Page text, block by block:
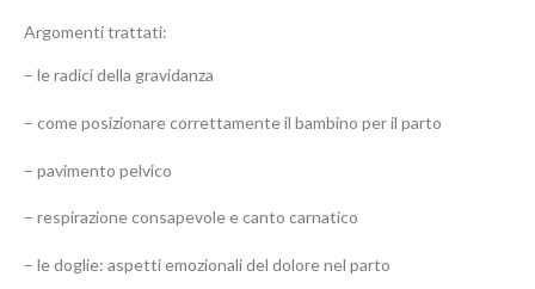
Argomenti trattati:
– le radici della gravidanza
– come posizionare correttamente il bambino per il parto
– pavimento pelvico
– respirazione consapevole e canto carnatico
– le doglie: aspetti emozionali del dolore nel parto